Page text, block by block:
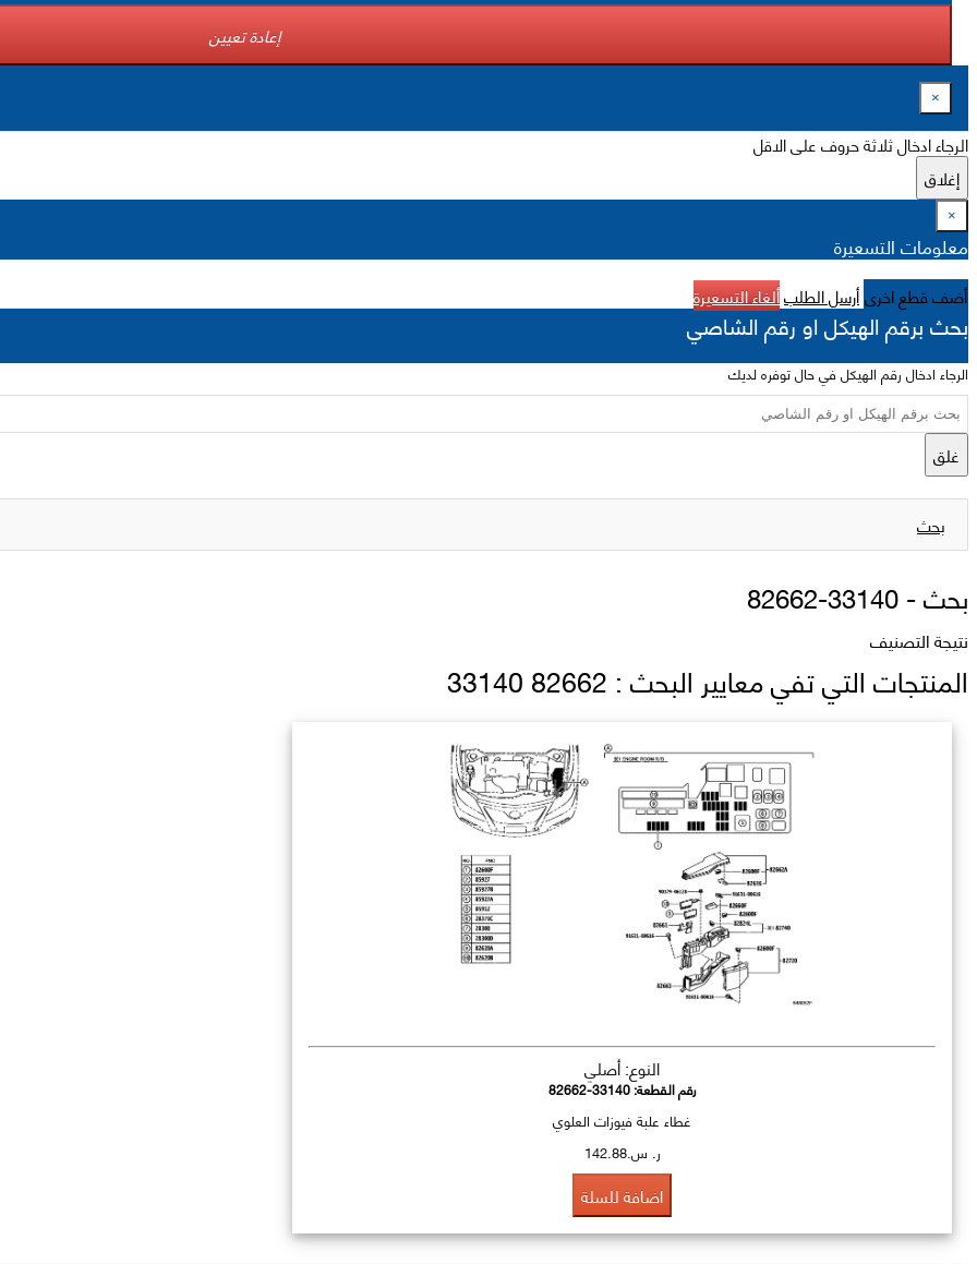
إعادة تعيين
×
الرجاء ادخال ثلاثة حروف على الاقل
إغلاق
×
معلومات التسعيرة
أضف قطع اخرىأرسل الطلبألغاء التسعيرة
بحث برقم الهيكل او رقم الشاصي
الرجاء ادخال رقم الهيكل في حال توفره لديك
غلق
بحث
بحث -82662-33140
نتيجة التصنيف
المنتجات التي تفي معايير البحث : 82662 33140
النوع: أصلي
رقم القطعة:82662-33140
غطاء علبة فيوزات العلوي
ر. س.142.88
اضافة للسلة